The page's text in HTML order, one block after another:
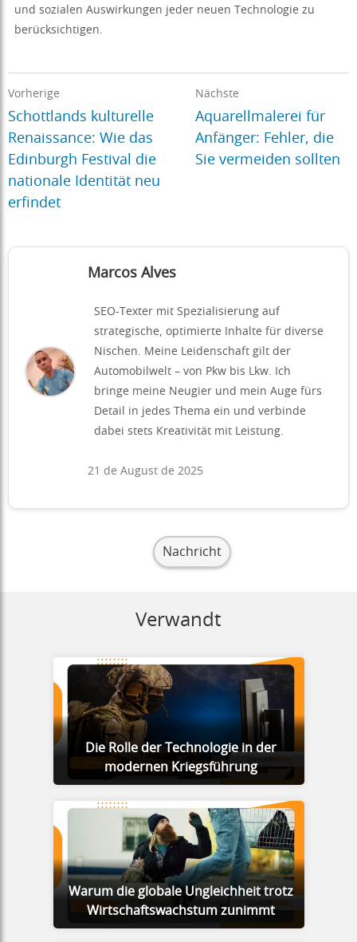
und sozialen Auswirkungen jeder neuen Technologie zu
berücksichtigen.
Vorherige
Schottlands kulturelle
Renaissance: Wie das
Edinburgh Festival die
nationale Identität neu
erfindet
Nächste
Aquarellmalerei für
Anfänger: Fehler, die
Sie vermeiden sollten
Marcos Alves
SEO-Texter mit Spezialisierung auf
strategische, optimierte Inhalte für diverse
Nischen. Meine Leidenschaft gilt der
Automobilwelt – von Pkw bis Lkw. Ich
bringe meine Neugier und mein Auge fürs
Detail in jedes Thema ein und verbinde
dabei stets Kreativität mit Leistung.
21 de August de 2025
Nachricht
Verwandt
Die Rolle der Technologie in der
modernen Kriegsführung
Warum die globale Ungleichheit trotz
Wirtschaftswachstum zunimmt